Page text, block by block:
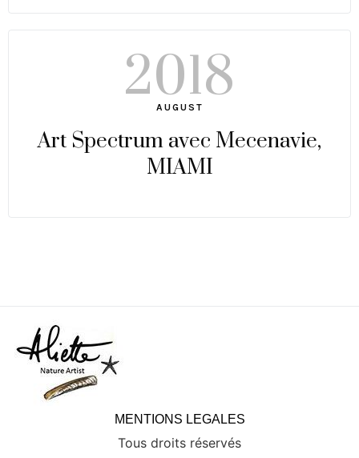
2018
AUGUST
Art Spectrum avec Mecenavie,
MIAMI
MENTIONS LEGALES
Tous droits réservés